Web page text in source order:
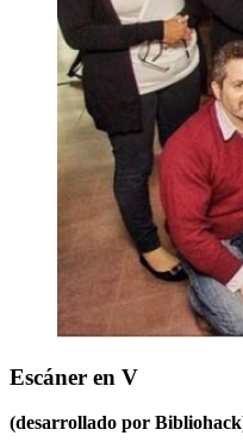
Escáner en V
(desarrollado por